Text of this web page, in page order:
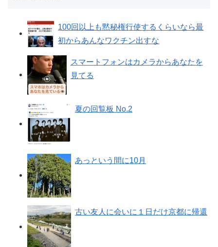
100回以上も黙秘権行使するくらいなら最
初からあんなワクチン出すな
スマートフォンはカメラからあなたを
見てる
夏の回覧板 No.2
あっという間に10月
古い友人に会いに１日だけ京都に帰還